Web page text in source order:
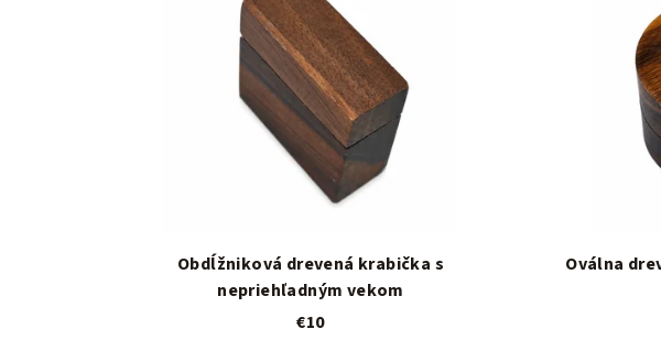
Obdĺžniková drevená krabička s
nepriehľadným vekom
€10
Oválna